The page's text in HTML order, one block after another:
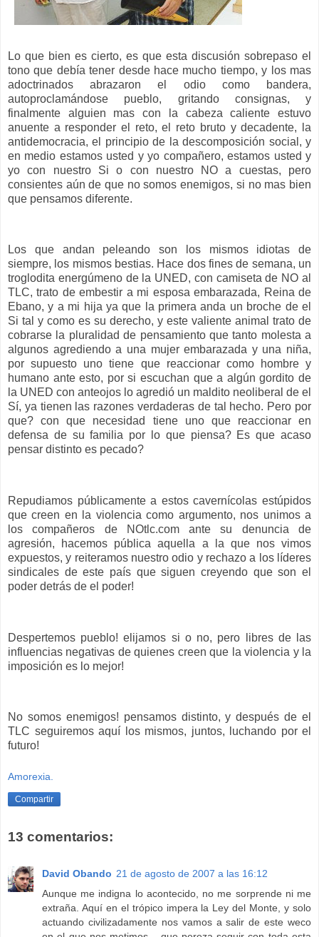
Lo que bien es cierto, es que esta discusión sobrepaso el
tono que debía tener desde hace mucho tiempo, y los mas
adoctrinados abrazaron el odio como bandera,
autoproclamándose pueblo, gritando consignas, y
finalmente alguien mas con la cabeza caliente estuvo
anuente a responder el reto, el reto bruto y decadente, la
antidemocracia, el principio de la descomposición social, y
en medio estamos usted y yo compañero, estamos usted y
yo con nuestro Si o con nuestro NO a cuestas, pero
consientes aún de que no somos enemigos, si no mas bien
que pensamos diferente.
Los que andan peleando son los mismos idiotas de
siempre, los mismos bestias. Hace dos fines de semana, un
troglodita energúmeno de la UNED, con camiseta de NO al
TLC, trato de embestir a mi esposa embarazada, Reina de
Ebano, y a mi hija ya que la primera anda un broche de el
Si tal y como es su derecho, y este valiente animal trato de
cobrarse la pluralidad de pensamiento que tanto molesta a
algunos agrediendo a una mujer embarazada y una niña,
por supuesto uno tiene que reaccionar como hombre y
humano ante esto, por si escuchan que a algún gordito de
la UNED con anteojos lo agredió un maldito neoliberal de el
Sí, ya tienen las razones verdaderas de tal hecho. Pero por
que? con que necesidad tiene uno que reaccionar en
defensa de su familia por lo que piensa? Es que acaso
pensar distinto es pecado?
Repudiamos públicamente a estos cavernícolas estúpidos
que creen en la violencia como argumento, nos unimos a
los compañeros de NOtlc.com ante su denuncia de
agresión, hacemos pública aquella a la que nos vimos
expuestos, y reiteramos nuestro odio y rechazo a los líderes
sindicales de este país que siguen creyendo que son el
poder detrás de el poder!
Despertemos pueblo! elijamos si o no, pero libres de las
influencias negativas de quienes creen que la violencia y la
imposición es lo mejor!
No somos enemigos! pensamos distinto, y después de el
TLC seguiremos aquí los mismos, juntos, luchando por el
futuro!
Amorexia.
Compartir
13 comentarios:
David Obando 21 de agosto de 2007 a las 16:12
Aunque me indigna lo acontecido, no me sorprende ni me
extraña. Aquí en el trópico impera la Ley del Monte, y solo
actuando civilizadamente nos vamos a salir de este weco